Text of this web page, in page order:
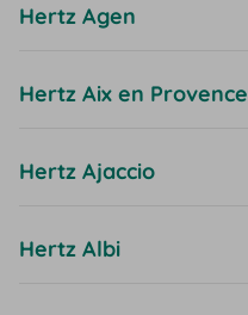
Hertz Agen
Hertz Aix en Provence
Hertz Ajaccio
Hertz Albi